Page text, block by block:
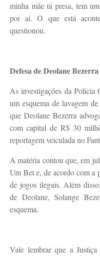
minha mãe tá presa, tem
por aí. O que está
questionou.
Defesa de Deolane
As investigações da Polícia
um esquema de lavagem
que Deolane Bezerra
com capital de R$ 30
reportagem veiculada no
A matéria contou que, em
Um Bet e, de acordo com a
de jogos ilegais. Além
de Deolane, Solange
esquema.
Vale lembrar que a